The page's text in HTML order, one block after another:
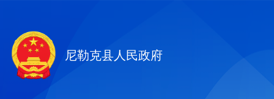
尼勒克县人民政府